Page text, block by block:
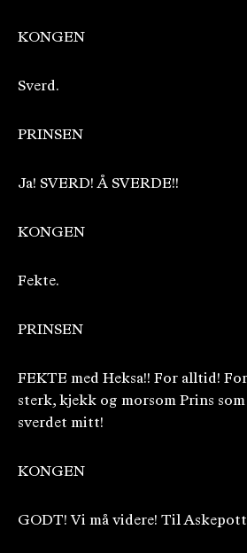
KONGEN
Sverd.
PRINSEN
Ja! SVERD! Å SVERDE!!
KONGEN
Fekte.
PRINSEN
FEKTE med Heksa!! For alltid!
sterk, kjekk og morsom Prins som
sverdet mitt!
KONGEN
GODT! Vi må videre! Til